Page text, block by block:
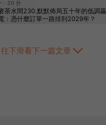
往下滑看下一篇文章